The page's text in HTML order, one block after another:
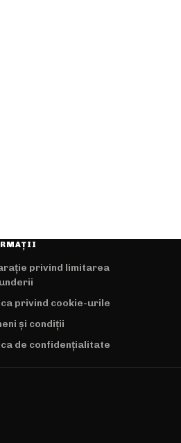
privind limitarea
privind cookie-urile
și condiții
de confidențialitate